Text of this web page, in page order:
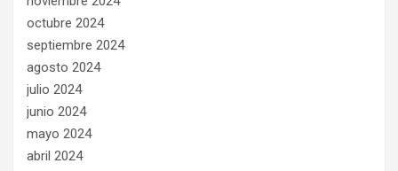
octubre 2024
septiembre 2024
agosto 2024
julio 2024
junio 2024
mayo 2024
abril 2024